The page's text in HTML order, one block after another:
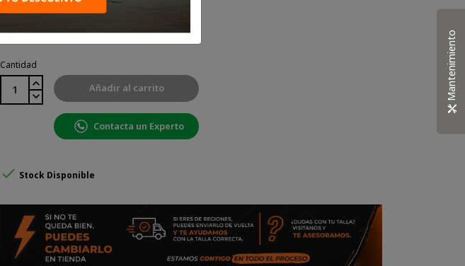
Cantidad
Añadir al carrito
Contacta un Experto
 Stock Disponible
Mantenimiento